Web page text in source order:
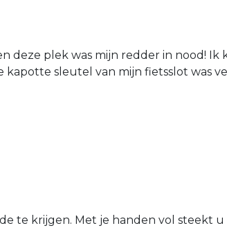
deze plek was mijn redder in nood!
sleutel van mijn fietsslot was
te krijgen. Met je handen vol steekt